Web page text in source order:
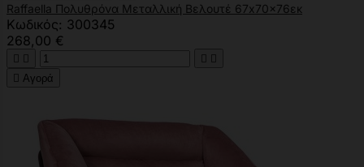
Raffaella Πολυθρόνα Μεταλλική Βελουτέ 67x70x76εκ
Κωδικός: 300345
268,00 €
   
 Αγορά